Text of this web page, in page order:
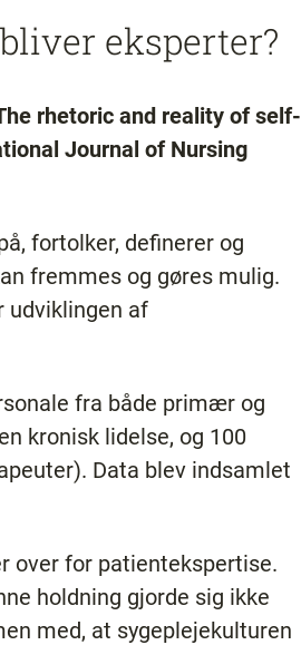
eksperter?
rhetoric and reality of self-
Journal of Nursing
fortolker, definerer og
fremmes og gøres mulig.
udviklingen af
fra både primær og
kronisk lidelse, og 100
Data blev indsamlet
over for patientekspertise.
holdning gjorde sig ikke
med, at sygeplejekulturen